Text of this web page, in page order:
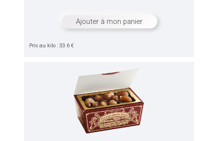
Ajouter à mon panier
Prix au kilo : 33.6 €